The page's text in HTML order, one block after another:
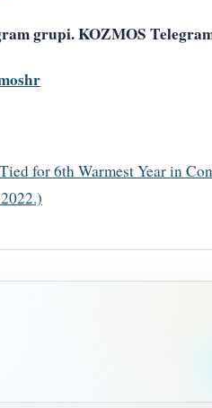
grupi. KOZMOS
for 6th Warmest Year in